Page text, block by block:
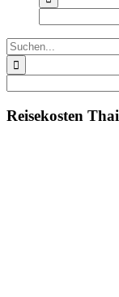
Suche
nach:
Reisekosten